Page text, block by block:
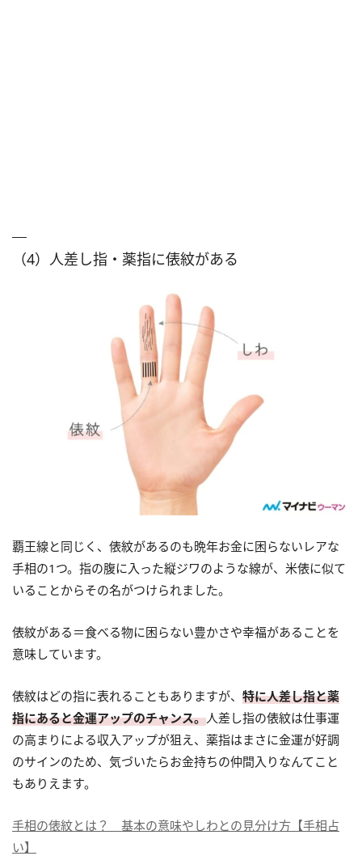
（4）人差し指・薬指に俵紋がある
覇王線と同じく、俵紋があるのも晩年お金に困らないレアな
手相の1つ。指の腹に入った縦ジワのような線が、米俵に似て
いることからその名がつけられました。
俵紋がある＝食べる物に困らない豊かさや幸福があることを
意味しています。
俵紋はどの指に表れることもありますが、 特に人差し指と薬
指にあると金運アップのチャンス。人差し指の俵紋は仕事運
の高まりによる収入アップが狙え、薬指はまさに金運が好調
のサインのため、気づいたらお金持ちの仲間入りなんてこと
もありえます。
手相の俵紋とは？ 基本の意味やしわとの見分け方【手相占
い】